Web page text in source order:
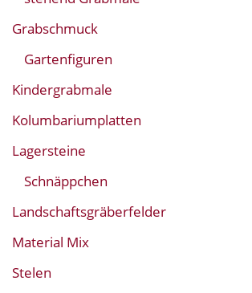
Grabschmuck
Gartenfiguren
Kindergrabmale
Kolumbariumplatten
Lagersteine
Schnäppchen
Landschaftsgräberfelder
Material Mix
Stelen